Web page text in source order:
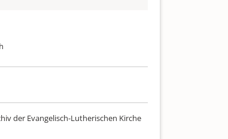
der Evangelisch-Lutherischen Kirche